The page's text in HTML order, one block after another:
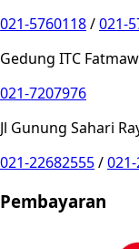
021-5760118/021-
Gedung ITC
021-7207976
Jl Gunung Sahari
021-22682555/
Pembayaran